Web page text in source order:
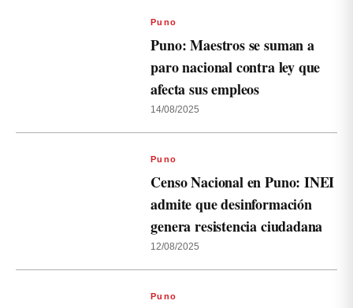
Puno
Puno: Maestros se suman a
paro nacional contra ley que
afecta sus empleos
14/08/2025
Puno
Censo Nacional en Puno: INEI
admite que desinformación
genera resistencia ciudadana
12/08/2025
Puno